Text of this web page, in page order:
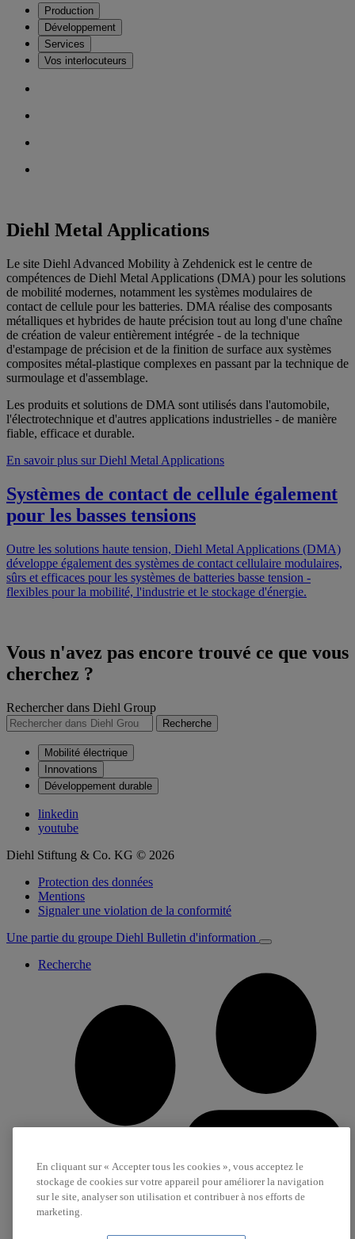
Production
Développement
Services
Vos interlocuteurs
Diehl Metal Applications
Le site Diehl Advanced Mobility à Zehdenick est le centre de
compétences de Diehl Metal Applications (DMA) pour les solutions
de mobilité modernes, notamment les systèmes modulaires de
contact de cellule pour les batteries. DMA réalise des composants
métalliques et hybrides de haute précision tout au long d'une chaîne
de création de valeur entièrement intégrée - de la technique
d'estampage de précision et de la finition de surface aux systèmes
composites métal-plastique complexes en passant par la technique de
surmoulage et d'assemblage.
Les produits et solutions de DMA sont utilisés dans l'automobile,
l'électrotechnique et d'autres applications industrielles - de manière
fiable, efficace et durable.
En savoir plus sur Diehl Metal Applications
Systèmes de contact de cellule également
pour les basses tensions
Outre les solutions haute tension, Diehl Metal Applications (DMA)
développe également des systèmes de contact cellulaire modulaires,
sûrs et efficaces pour les systèmes de batteries basse tension -
flexibles pour la mobilité, l'industrie et le stockage d'énergie.
Vous n'avez pas encore trouvé ce que vous
cherchez ?
Rechercher dans Diehl Group
Recherche
Mobilité électrique
Innovations
Développement durable
linkedin
youtube
Diehl Stiftung & Co. KG © 2026
Protection des données
Mentions
Signaler une violation de la conformité
Une partie du groupe Diehl Bulletin d'information
Recherche
En cliquant sur « Accepter tous les cookies », vous acceptez le
stockage de cookies sur votre appareil pour améliorer la navigation
sur le site, analyser son utilisation et contribuer à nos efforts de
marketing.